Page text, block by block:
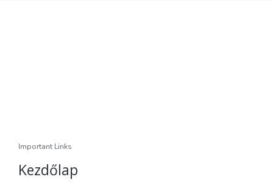
Important Links
Kezdőlap